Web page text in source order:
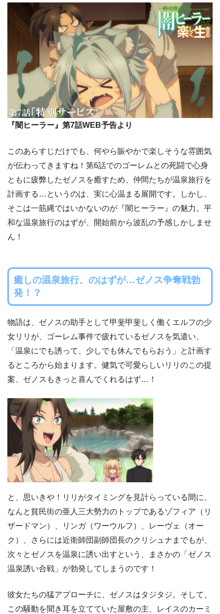
『闇ヒーラー』第7話WEB予告より
このあらすじだけでも、何やら賑やかで楽しそうな雰囲気
が伝わってきますね！第6話でのゴーレムとの死闘で心身
ともに疲弊したゼノスを癒すため、仲間たちが温泉旅行を
計画する…というのは、実に心温まる展開です。しかし、
そこは一筋縄ではいかないのが『闇ヒーラー』の魅力。平
和な温泉旅行のはずが、開始前から波乱の予感しかしませ
ん！
癒しの温泉旅行、のはずが…ゼノス争奪戦勃
発！？
物語は、ゼノスの助手として甲斐甲斐しく働くエルフの少
女リリが、ゴーレム事件で疲れているゼノスを気遣い、
「温泉にでも誘って、少しでも休んでもらおう」と計画す
るところから始まります。健気で可愛らしいリリのこの提
案、ゼノスもきっと喜んでくれるはず…！
と、思いきや！リリがタイミングを見計らっている間に、
なんと貧民街の亜人三大勢力のトップであるゾフィア（リ
ザードマン）、リンガ（ワーウルフ）、レーヴェ（オー
ク）、さらには近衛師団副師団長のクリシュナまでもが、
次々とゼノスを温泉に誘い出すという、まさかの「ゼノス
温泉誘い合戦」が勃発してしまうのです！
彼女たちの猛アプローチに、ゼノスはタジタジ。そして、
この騒動を聞き耳を立てていた屋敷の主、レイスのカーミ